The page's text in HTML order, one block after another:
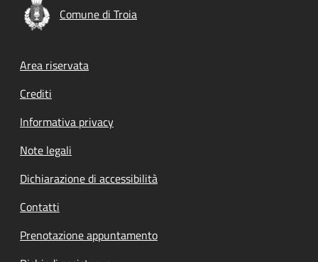
Comune di Troia
Footer menu
Area riservata
Crediti
Informativa privacy
Note legali
Dichiarazione di accessibilità
Contatti
Prenotazione appuntamento